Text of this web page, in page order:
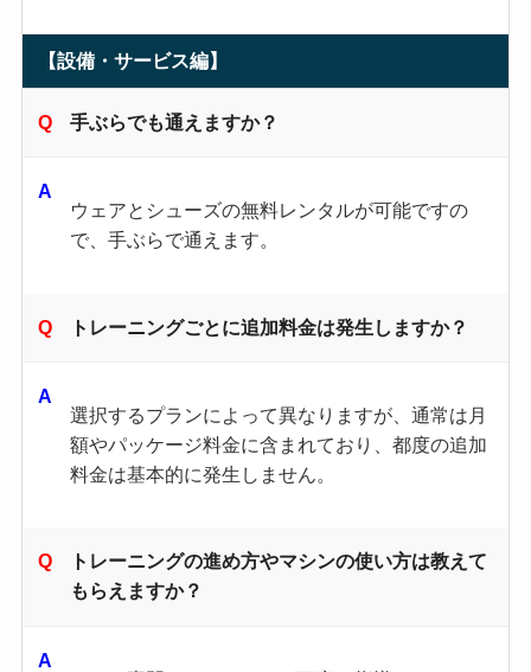
【設備・サービス編】
手ぶらでも通えますか？
ウェアとシューズの無料レンタルが可能ですの
で、手ぶらで通えます。
トレーニングごとに追加料金は発生しますか？
選択するプランによって異なりますが、通常は月
額やパッケージ料金に含まれており、都度の追加
料金は基本的に発生しません。
トレーニングの進め方やマシンの使い方は教えて
もらえますか？